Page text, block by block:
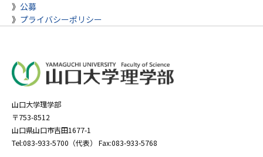
公募
プライバシーポリシー
山口大学理学部
〒753-8512
山口県山口市吉田1677-1
Tel:083-933-5700（代表） Fax:083-933-5768